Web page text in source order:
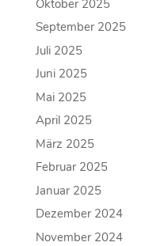
Oktober 2025
September 2025
Juli 2025
Juni 2025
Mai 2025
April 2025
März 2025
Februar 2025
Januar 2025
Dezember 2024
November 2024